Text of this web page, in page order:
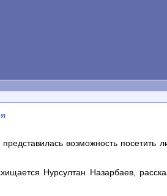
возможность посетить
Нурсултан Назарбаев,